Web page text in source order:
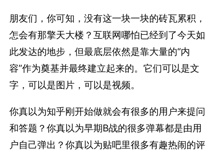
朋友们，你可知，没有这一块一块的砖瓦累积，
怎会有那擎天大楼？互联网哪怕已经到了今天如
此发达的地步，但最底层依然是靠大量的“内
容”作为奠基并最终建立起来的。它们可以是文
字，可以是图片，可以是视频。
你真以为知乎刚开始做就会有很多的用户来提问
和答题？你真以为早期B战的很多弹幕都是由用
户自己弹出？你真以为贴吧里很多有趣热闹的评